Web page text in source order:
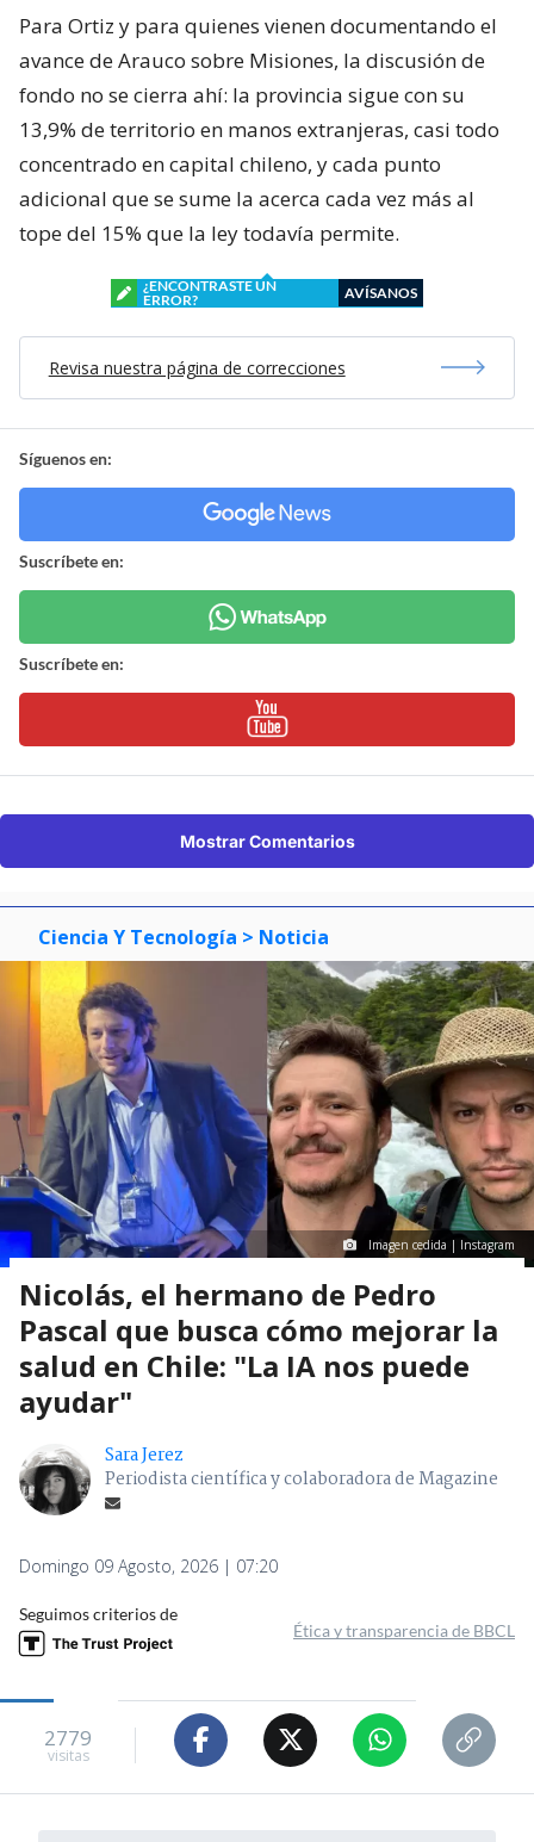
Para Ortiz y para quienes vienen documentando el
avance de Arauco sobre Misiones, la discusión de
fondo no se cierra ahí: la provincia sigue con su
13,9% de territorio en manos extranjeras, casi todo
concentrado en capital chileno, y cada punto
adicional que se sume la acerca cada vez más al
tope del 15% que la ley todavía permite.
¿ENCONTRASTE UN
ERROR?
AVÍSANOS
Revisa nuestra página de correcciones
Síguenos en:
Suscríbete en:
Suscríbete en:
Mostrar Comentarios
Ciencia Y Tecnología > Noticia
Imagen cedida | Instagram
Nicolás, el hermano de Pedro
Pascal que busca cómo mejorar la
salud en Chile: "La IA nos puede
ayudar"
Sara Jerez
Periodista científica y colaboradora de Magazine
Domingo 09 Agosto, 2026 | 07:20
Seguimos criterios de
Ética y transparencia de BBCL
2779
visitas